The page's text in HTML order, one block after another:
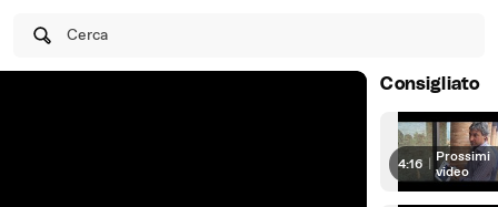
Cerca
Consigliato
4:16
Prossimi
video